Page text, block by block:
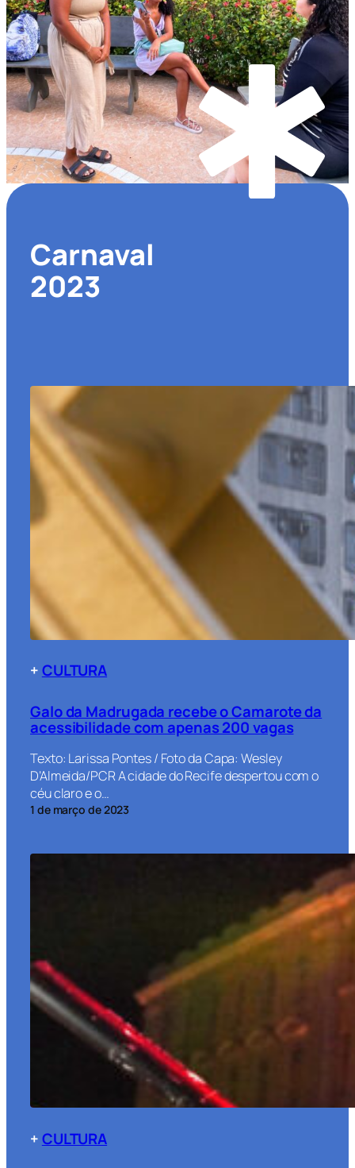
Carnaval
2023
+CULTURA
Galo da Madrugada recebe o Camarote da
acessibilidade com apenas 200 vagas
Texto: Larissa Pontes / Foto da Capa: Wesley
D’Almeida/PCR A cidade do Recife despertou com o
céu claro e o…
1 de março de 2023
+CULTURA